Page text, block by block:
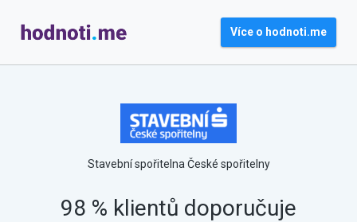
Více o hodnoti.me
Stavební spořitelna České spořitelny
98 % klientů doporučuje